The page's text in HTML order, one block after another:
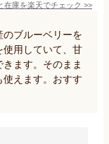
在庫を楽天でチェック >>
ブルーベリーを
使用していて、甘
ます。そのまま
えます。おすす